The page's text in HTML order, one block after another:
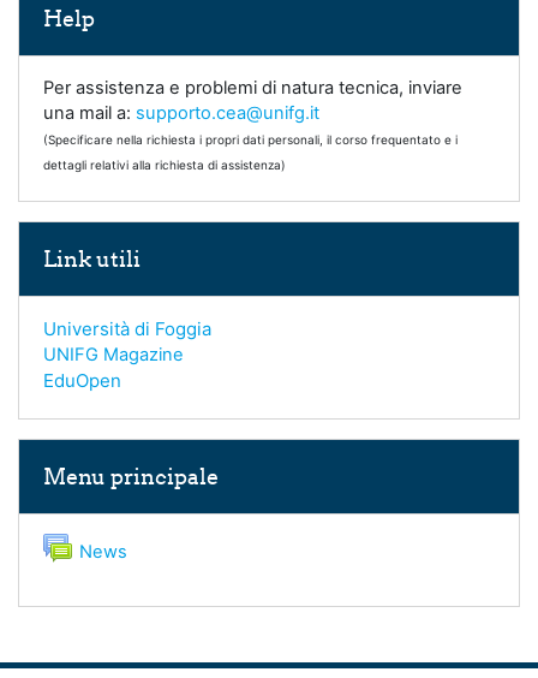
Help
Per assistenza e problemi di natura tecnica, inviare
una mail a: supporto.cea@unifg.it
(Specificare nella richiesta i propri dati personali, il corso frequentato e i
dettagli relativi alla richiesta di assistenza)
Link utili
Università di Foggia
UNIFG Magazine
EduOpen
Menu principale
News